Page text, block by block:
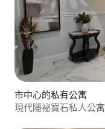
市中心的私有公寓
現代隱祕寶石私人公寓